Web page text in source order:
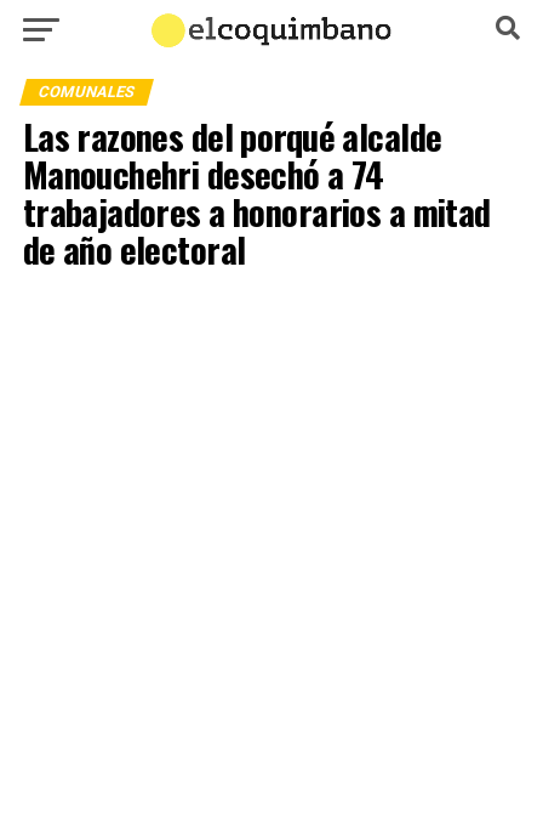
COMUNALES
Las razones del porqué alcalde
Manouchehri desechó a 74
trabajadores a honorarios a mitad
de año electoral